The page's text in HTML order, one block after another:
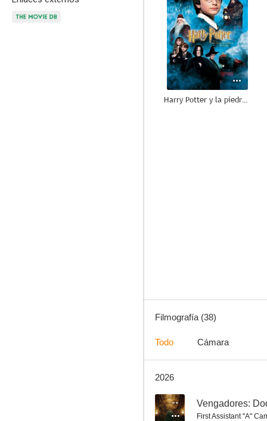
Harry Potter y la piedra filosofal
Filmografía (38)
Todo Cámara
2026
-- Vengadores:
First Assistant "A"